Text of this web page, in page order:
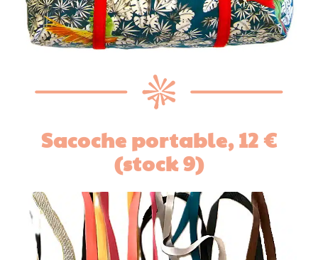
Sacoche portable, 12 €
(stock 9)